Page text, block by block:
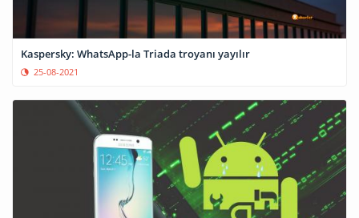
Kaspersky: WhatsApp-la Triada troyanı yayılır
25-08-2021